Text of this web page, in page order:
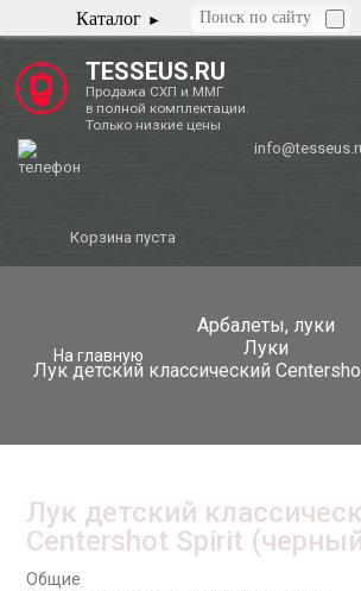
Каталог
TESSEUS.RU
Продажа СХП и ММГ
в полной комплектации.
Только низкие цены
Корзина пуста
Арбалеты, луки
Луки
Лук детский классический
На главную
Лук детский
Centershot Spirit
Общие